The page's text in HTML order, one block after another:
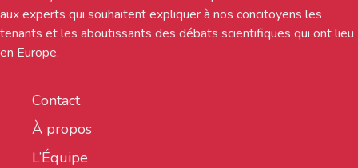
aux experts qui souhaitent expliquer à nos concitoyens les
tenants et les aboutissants des débats scientifiques qui ont lieu
en Europe.
Contact
À propos
L’Équipe